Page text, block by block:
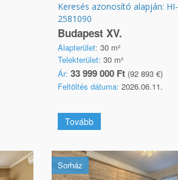
Keresés azonosító alapján: HI-
2581090
Budapest XV.
Alapterület: 30 m²
Telekterület: 30 m²
Ár: 33 999 000 Ft(92 893 €)
Feltöltés dátuma: 2026.06.11.
Tovább
Sorház